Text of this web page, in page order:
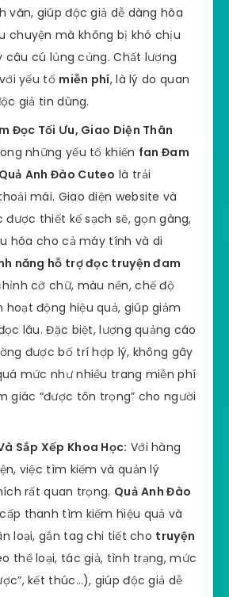
văn, giúp độc giả dễ dàng hòa
chuyện mà không bị khó chịu
câu cú lủng củng. Chất lượng
yếu tố miễn phí, là lý do quan
giả tin dùng.
Đọc Tối Ưu, Giao Diện Thân
những yếu tố khiến fan Đam
Anh Đào Cuteo là trải
mái. Giao diện website và
được thiết kế sạch sẽ, gọn gàng,
hóa cho cả máy tính và di
năng hỗ trợ đọc truyện đam
cỡ chữ, màu nền, chế độ
hoạt động hiệu quả, giúp giảm
lâu. Đặc biệt, lượng quảng cáo
được bố trí hợp lý, không gây
mức như nhiều trang miễn phí
giác “được tôn trọng” cho người
Sắp Xếp Khoa Học: Với hàng
việc tìm kiếm và quản lý
rất quan trọng. Quả Anh Đào
thanh tìm kiếm hiệu quả và
loại, gắn tag chi tiết cho truyện
thể loại, tác giả, tình trạng, mức
kết thúc…), giúp độc giả dễ